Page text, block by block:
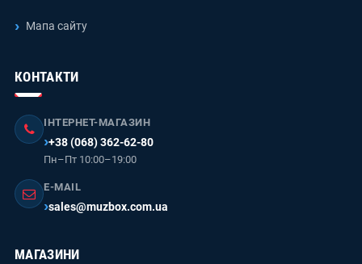
Мапа сайту
КОНТАКТИ
ІНТЕРНЕТ-МАГАЗИН
+38 (068) 362-62-80
Пн–Пт 10:00–19:00
E-MAIL
sales@muzbox.com.ua
МАГАЗИНИ